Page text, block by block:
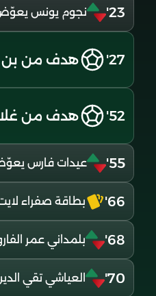
23' نجوم يونس
27' هدف من بن
52' هدف من
55' عيدات فارس
66' بطاقة صفراء
68' بلمداني عمر
70' العياشي تقي